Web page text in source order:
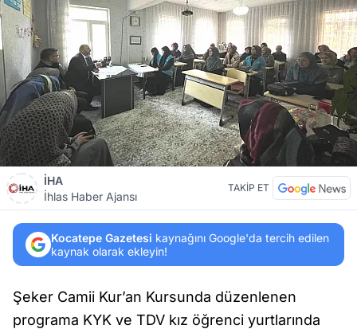
İHA
İhlas Haber Ajansı
TAKİP ET
Kocatepe Gazetesi kaynağını Google'da tercih edilen
kaynak olarak ekleyin!
Şeker Camii Kur’an Kursunda düzenlenen
programa KYK ve TDV kız öğrenci yurtlarında